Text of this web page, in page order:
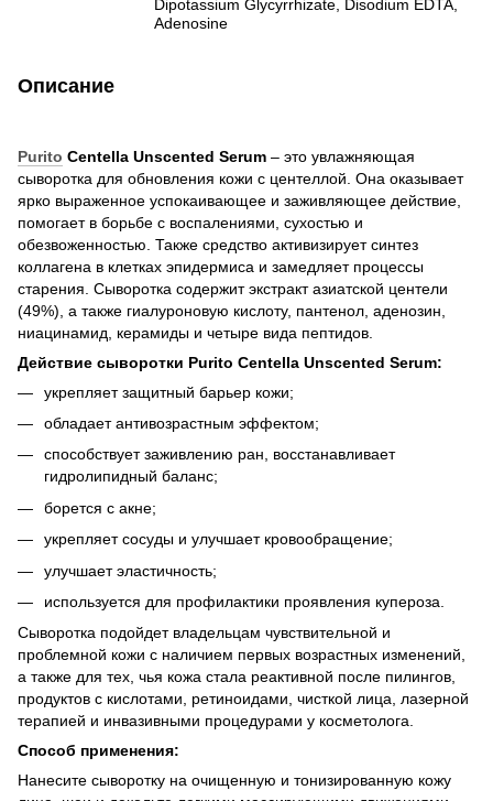
Dipotassium Glycyrrhizate, Disodium EDTA,
Adenosine
Описание
Purito Centella Unscented Serum – это увлажняющая
сыворотка для обновления кожи с центеллой. Она оказывает
ярко выраженное успокаивающее и заживляющее действие,
помогает в борьбе с воспалениями, сухостью и
обезвоженностью. Также средство активизирует синтез
коллагена в клетках эпидермиса и замедляет процессы
старения. Сыворотка содержит экстракт азиатской центели
(49%), а также гиалуроновую кислоту, пантенол, аденозин,
ниацинамид, керамиды и четыре вида пептидов.
Действие сыворотки Purito Centella Unscented Serum:
укрепляет защитный барьер кожи;
обладает антивозрастным эффектом;
способствует заживлению ран, восстанавливает
гидролипидный баланс;
борется с акне;
укрепляет сосуды и улучшает кровообращение;
улучшает эластичность;
используется для профилактики проявления купероза.
Сыворотка подойдет владельцам чувствительной и
проблемной кожи с наличием первых возрастных изменений,
а также для тех, чья кожа стала реактивной после пилингов,
продуктов с кислотами, ретиноидами, чисткой лица, лазерной
терапией и инвазивными процедурами у косметолога.
Способ применения:
Нанесите сыворотку на очищенную и тонизированную кожу